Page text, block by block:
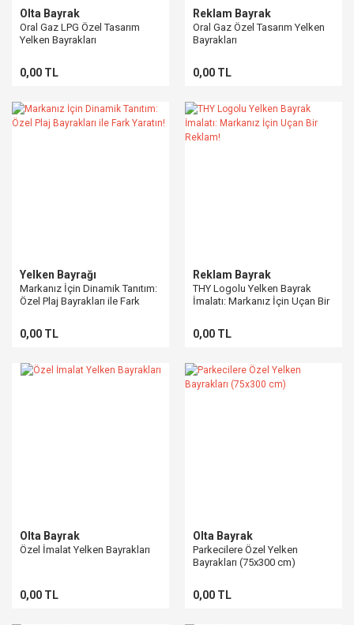
Olta Bayrak
Oral Gaz LPG Özel Tasarım
Yelken Bayrakları
0,00 TL
Reklam Bayrak
Oral Gaz Özel Tasarım Yelken
Bayrakları
0,00 TL
Yelken Bayrağı
Markanız İçin Dinamik Tanıtım:
Özel Plaj Bayrakları ile Fark
0,00 TL
Reklam Bayrak
THY Logolu Yelken Bayrak
İmalatı: Markanız İçin Uçan Bir
0,00 TL
Olta Bayrak
Özel İmalat Yelken Bayrakları
0,00 TL
Olta Bayrak
Parkecilere Özel Yelken
Bayrakları (75x300 cm)
0,00 TL